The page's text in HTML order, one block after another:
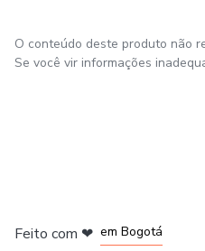
O conteúdo deste produto não
Se você vir informações
Feito com ❤ em Bogotá